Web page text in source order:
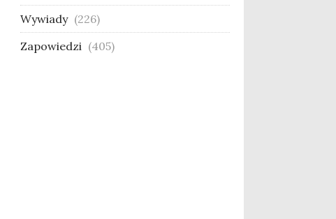
Wywiady (226)
Zapowiedzi (405)